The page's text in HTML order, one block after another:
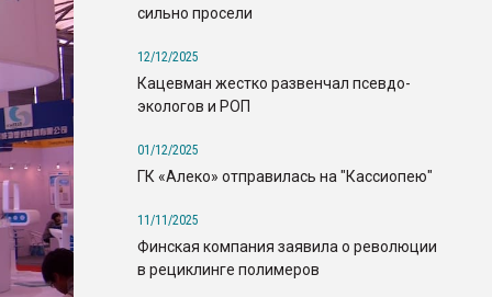
сильно просели
12/12/2025
Кацевман жестко развенчал псевдо-
экологов и РОП
01/12/2025
ГК «Алеко» отправилась на "Кассиопею"
11/11/2025
Финская компания заявила о революции
в рециклинге полимеров